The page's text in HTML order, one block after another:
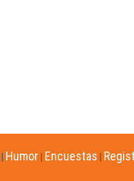
Humor Encuestas